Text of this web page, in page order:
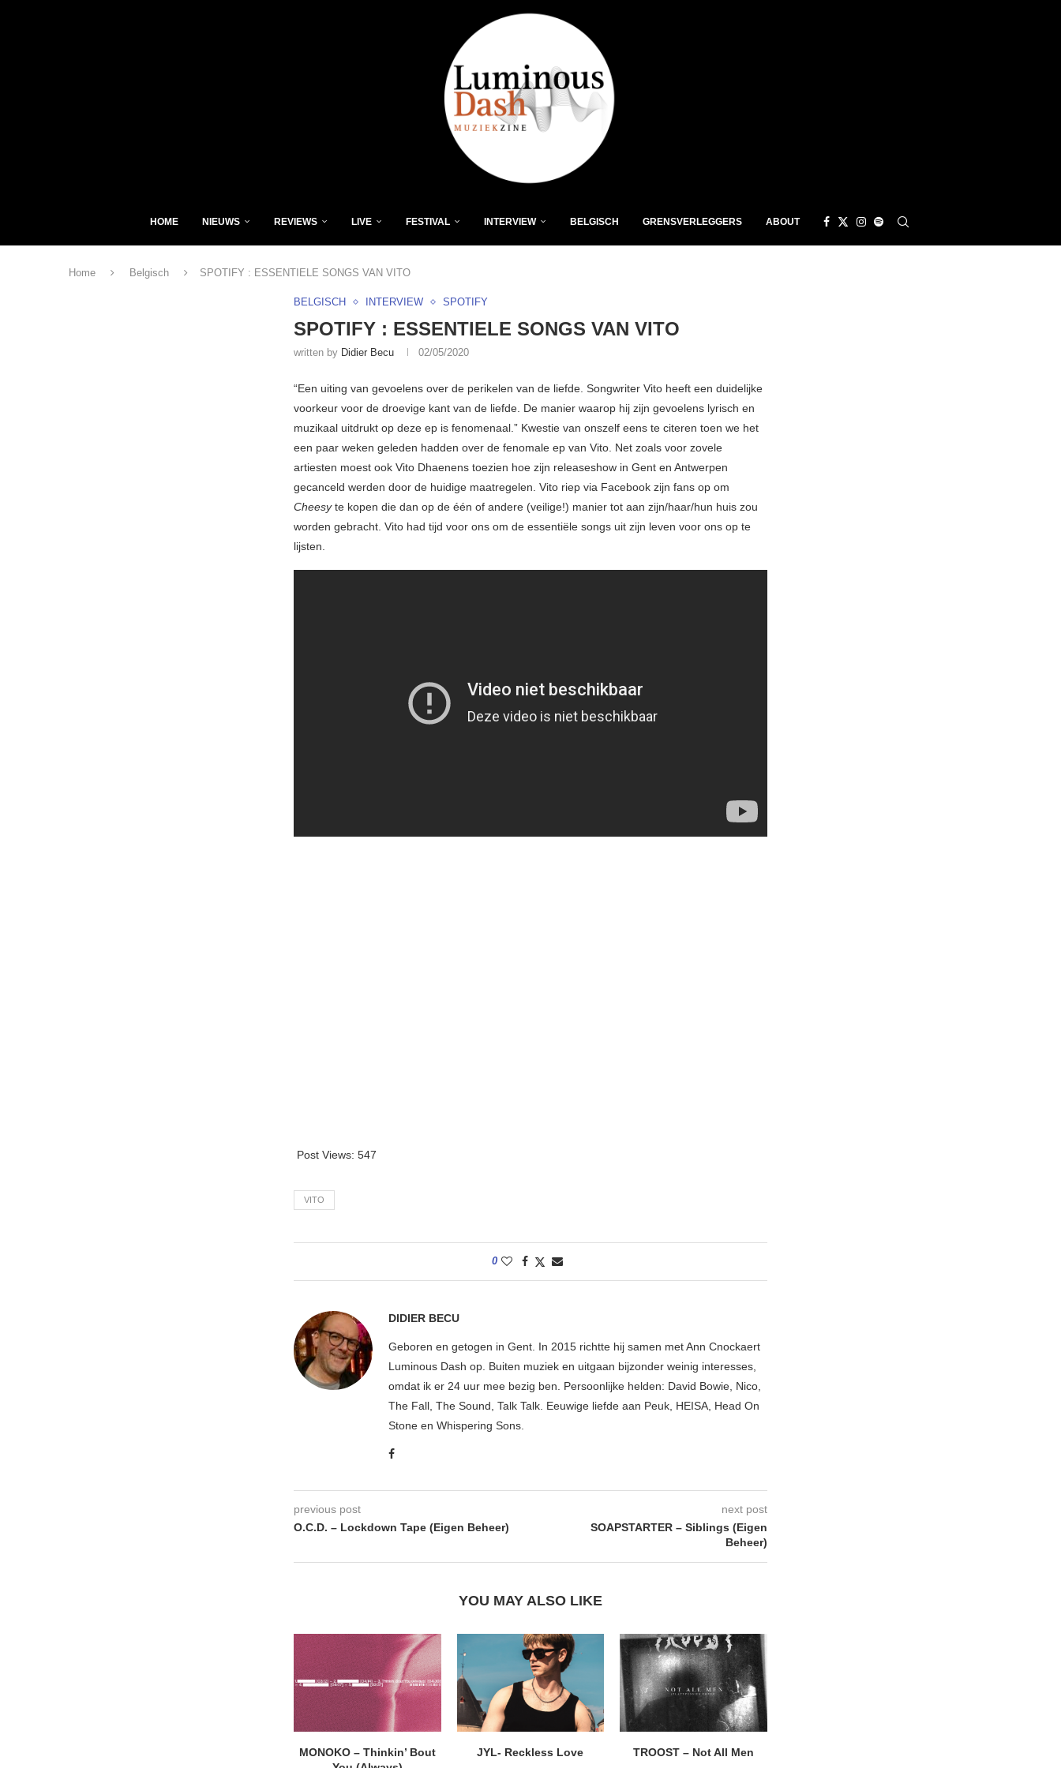
HOME NIEUWS REVIEWS LIVE FESTIVAL INTERVIEW BELGISCH GRENSVERLEGGERS ABOUT
Home Belgisch SPOTIFY : ESSENTIELE SONGS VAN VITO
BELGISCH INTERVIEW SPOTIFY
SPOTIFY : ESSENTIELE SONGS VAN VITO
written by Didier Becu 02/05/2020
“Een uiting van gevoelens over de perikelen van de liefde. Songwriter Vito heeft een duidelijke
voorkeur voor de droevige kant van de liefde. De manier waarop hij zijn gevoelens lyrisch en
muzikaal uitdrukt op deze ep is fenomenaal.” Kwestie van onszelf eens te citeren toen we het
een paar weken geleden hadden over de fenomale ep van Vito. Net zoals voor zovele
artiesten moest ook Vito Dhaenens toezien hoe zijn releaseshow in Gent en Antwerpen
gecanceld werden door de huidige maatregelen. Vito riep via Facebook zijn fans op om
Cheesyte kopen die dan op de één of andere (veilige!) manier tot aan zijn/haar/hun huis zou
worden gebracht. Vito had tijd voor ons om de essentiële songs uit zijn leven voor ons op te
lijsten.
Post Views: 547
VITO
0
DIDIER BECU
Geboren en getogen in Gent. In 2015 richtte hij samen met Ann Cnockaert
Luminous Dash op. Buiten muziek en uitgaan bijzonder weinig interesses,
omdat ik er 24 uur mee bezig ben. Persoonlijke helden: David Bowie, Nico,
The Fall, The Sound, Talk Talk. Eeuwige liefde aan Peuk, HEISA, Head On
Stone en Whispering Sons.
previous post
O.C.D. – Lockdown Tape (Eigen Beheer)
next post
SOAPSTARTER – Siblings (Eigen
Beheer)
YOU MAY ALSO LIKE
MONOKO – Thinkin’ Bout
JYL- Reckless Love TROOST – Not All Men